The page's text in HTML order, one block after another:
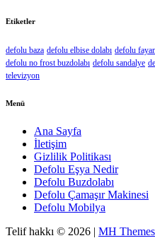
Etiketler
defolu baza defolu elbise dolabı defolu
defolu no frost buzdolabı defolu sandalye
televizyon
Menü
Ana Sayfa
İletişim
Gizlilik Politikası
Defolu Eşya Nedir
Defolu Buzdolabı
Defolu Çamaşır Makinesi
Defolu Mobilya
Telif hakkı © 2026 | MH Themes